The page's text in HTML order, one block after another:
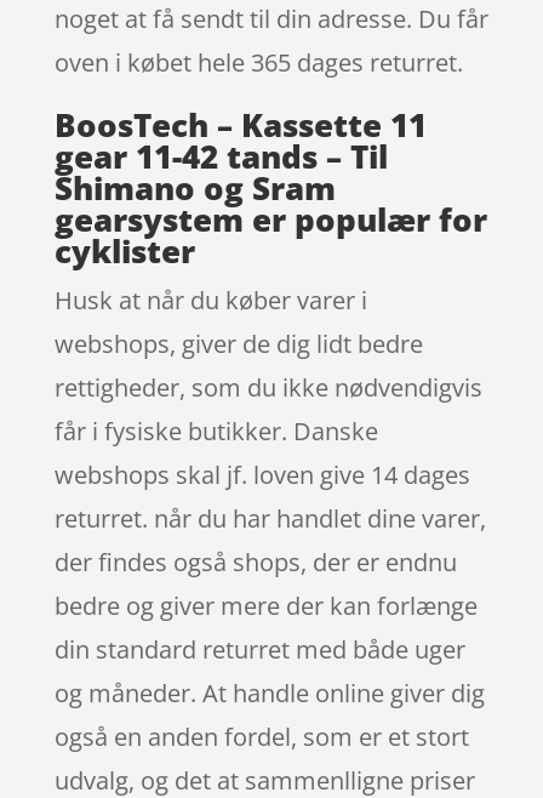
noget at få sendt til din adresse. Du får
oven i købet hele 365 dages returret.
BoosTech – Kassette 11
gear 11-42 tands – Til
Shimano og Sram
gearsystem er populær for
cyklister
Husk at når du køber varer i
webshops, giver de dig lidt bedre
rettigheder, som du ikke nødvendigvis
får i fysiske butikker. Danske
webshops skal jf. loven give 14 dages
returret. når du har handlet dine varer,
der findes også shops, der er endnu
bedre og giver mere der kan forlænge
din standard returret med både uger
og måneder. At handle online giver dig
også en anden fordel, som er et stort
udvalg, og det at sammenlligne priser